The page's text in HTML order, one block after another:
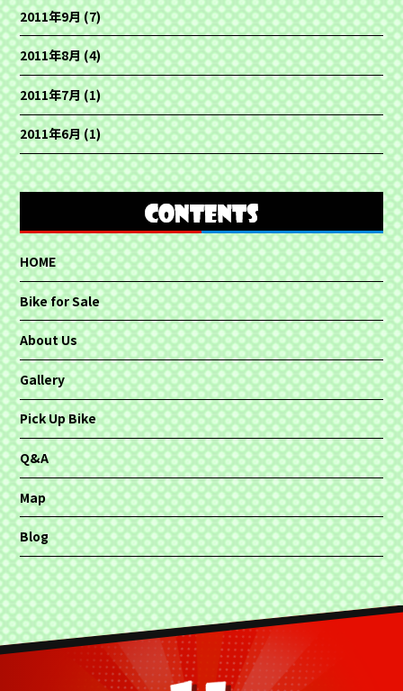
2011年9月(7)
2011年8月(4)
2011年7月(1)
2011年6月(1)
HOME
Bike for Sale
About Us
Gallery
Pick Up Bike
Q&A
Map
Blog